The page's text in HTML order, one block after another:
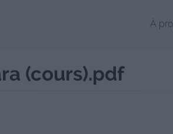
À
(cours).pdf